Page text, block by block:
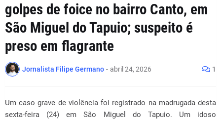
golpes de foice no bairro Canto, em
São Miguel do Tapuio; suspeito é
preso em flagrante
Jornalista Filipe Germano - abril 24, 2026 1
Um caso grave de violência foi registrado na madrugada desta
sexta-feira (24) emSão Miguel do Tapuio. Um idoso